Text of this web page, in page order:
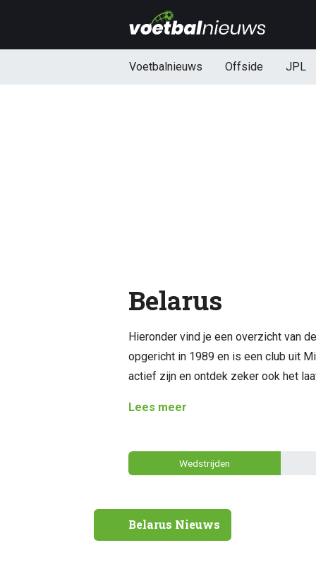
Voetbalnieuws Offside JPL
Belarus
Hieronder vind je een overzicht van
opgericht in 1989 en is een club uit
actief zijn en ontdek zeker ook het
Lees meer
Wedstrijden
Belarus Nieuws